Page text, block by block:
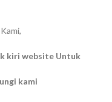
kiri website Untuk
kami